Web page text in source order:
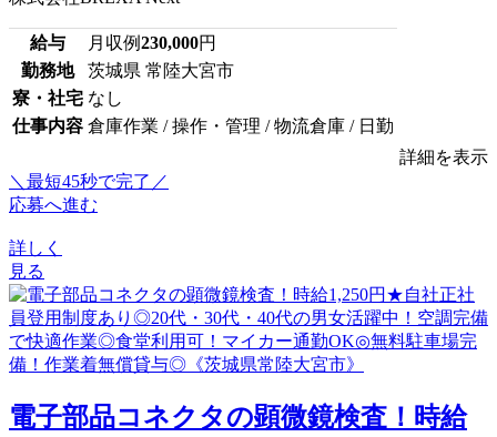
給与 月収例230,000円
勤務地
茨城県 常陸大宮市
寮・社宅 なし
仕事内容 倉庫作業 / 操作・管理 / 物流倉庫 / 日勤
詳細を表示
＼最短45秒で完了／
応募へ進む
詳しく
見る
電子部品コネクタの顕微鏡検査！時給